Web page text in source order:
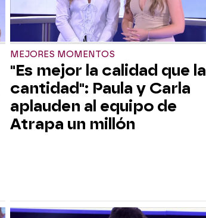
MEJORES MOMENTOS
"Es mejor la calidad que la
cantidad": Paula y Carla
aplauden al equipo de
Atrapa un millón